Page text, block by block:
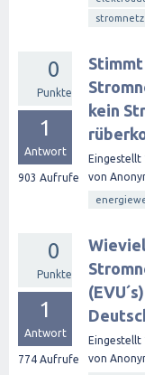
stromnetz
0
Punkte
1
Antwort
903 Aufrufe
Stimmt
kein
Eingestellt
von
0
Punkte
1
Antwort
774 Aufrufe
Eingestellt
von